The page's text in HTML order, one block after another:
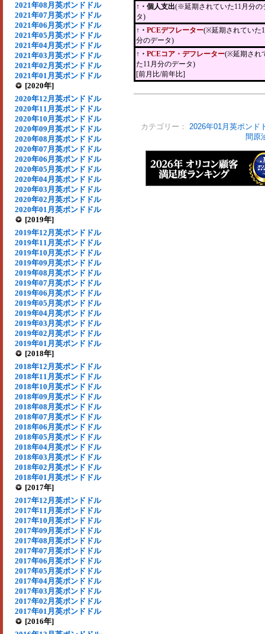
2021年08月英ポンドドル
2021年07月英ポンドドル
2021年06月英ポンドドル
2021年05月英ポンドドル
2021年04月英ポンドドル
2021年03月英ポンドドル
2021年02月英ポンドドル
2021年01月英ポンドドル
[2020年]
2020年12月英ポンドドル
2020年11月英ポンドドル
2020年10月英ポンドドル
2020年09月英ポンドドル
2020年08月英ポンドドル
2020年07月英ポンドドル
2020年06月英ポンドドル
2020年05月英ポンドドル
2020年04月英ポンドドル
2020年03月英ポンドドル
2020年02月英ポンドドル
2020年01月英ポンドドル
[2019年]
2019年12月英ポンドドル
2019年11月英ポンドドル
2019年10月英ポンドドル
2019年09月英ポンドドル
2019年08月英ポンドドル
2019年07月英ポンドドル
2019年06月英ポンドドル
2019年05月英ポンドドル
2019年04月英ポンドドル
2019年03月英ポンドドル
2019年02月英ポンドドル
2019年01月英ポンドドル
[2018年]
2018年12月英ポンドドル
2018年11月英ポンドドル
2018年10月英ポンドドル
2018年09月英ポンドドル
2018年08月英ポンドドル
2018年07月英ポンドドル
2018年06月英ポンドドル
2018年05月英ポンドドル
2018年04月英ポンドドル
2018年03月英ポンドドル
2018年02月英ポンドドル
2018年01月英ポンドドル
[2017年]
2017年12月英ポンドドル
2017年11月英ポンドドル
2017年10月英ポンドドル
2017年09月英ポンドドル
2017年08月英ポンドドル
2017年07月英ポンドドル
2017年06月英ポンドドル
2017年05月英ポンドドル
2017年04月英ポンドドル
2017年03月英ポンドドル
2017年02月英ポンドドル
2017年01月英ポンドドル
[2016年]
↑・個人支出(※延期されていた11月分の
タ)
↑・ PCEデフレーター(※延期されていた
分のデータ)
↑・ PCEコア・デフレーター(※延期され
た11月分のデータ)
[前月比/前年比]
カテゴリー： 2026年01月英ポンド
間原